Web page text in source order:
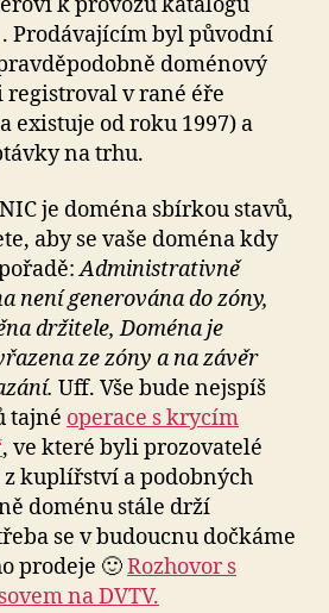
Prodávajícím byl původní
doménový
v rané éře
existuje od roku 1997) a
na trhu.
je doména sbírkou stavů,
aby se vaše doména kdy
Administrativně
není generována do zóny,
držitele, Doména je
ze zóny a na závěr
Uff. Vše bude nejspíš
tajné operace s krycím
, ve které byli prozovatelé
kuplířství a podobných
doménu stále drží
se v budoucnu dočkáme
prodeje 🙂Rozhovor s
na DVTV.